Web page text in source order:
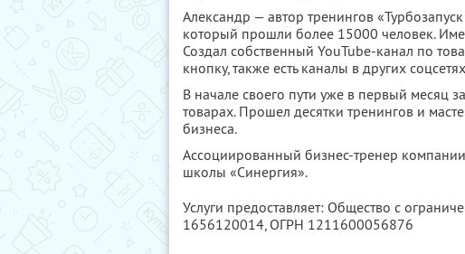
Александр — автор тренингов
который прошли более 15000 человек.
Создал собственный YouTube-канал по
кнопку, также есть каналы в других
В начале своего пути уже в первый месяц
товарах. Прошел десятки тренингов и
бизнеса.
Ассоциированный бизнес-тренер
школы «Синергия».
Услуги предоставляет: Общество с
1656120014, ОГРН 1211600056876